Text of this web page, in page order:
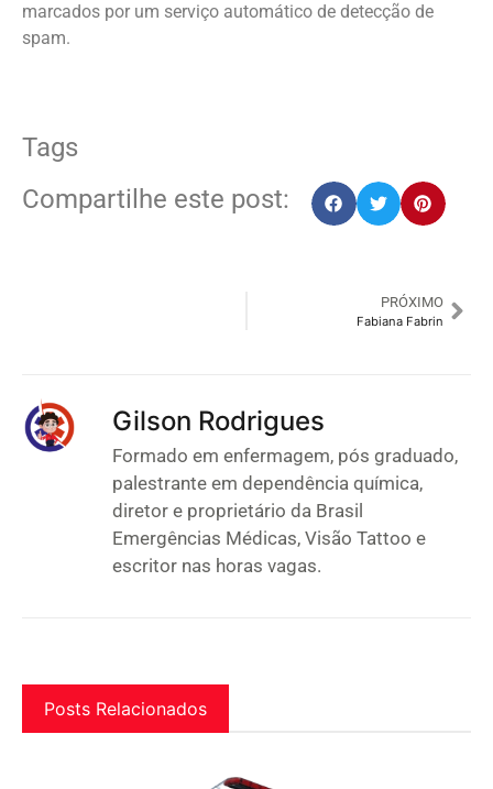
marcados por um serviço automático de detecção de
spam.
Tags
Compartilhe este post:
PRÓXIMO
Fabiana Fabrin
Gilson Rodrigues
Formado em enfermagem, pós graduado,
palestrante em dependência química,
diretor e proprietário da Brasil
Emergências Médicas, Visão Tattoo e
escritor nas horas vagas.
Posts Relacionados